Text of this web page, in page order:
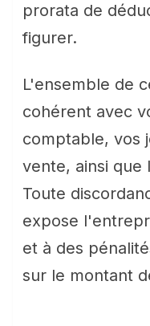
prorata de
figurer.
L'ensemble de
cohérent avec
comptable, vos
vente, ainsi que
Toute
expose
et à des
sur le montant